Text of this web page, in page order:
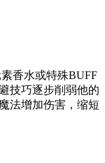
香水或特殊BUFF
技巧逐步削弱他的
法增加伤害，缩短